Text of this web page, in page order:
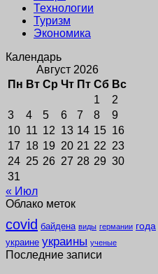
Технологии
Туризм
Экономика
Календарь
Август 2026
Пн Вт Ср Чт Пт Сб Вс
1
2
3
4 5 6 7 8
9
10 11 12 13 14 15 16
17 18 19 20 21 22 23
24 25 26 27 28 29 30
31
« Июл
Облако меток
covid байдена виды германии года
украине украины ученые
Последние записи